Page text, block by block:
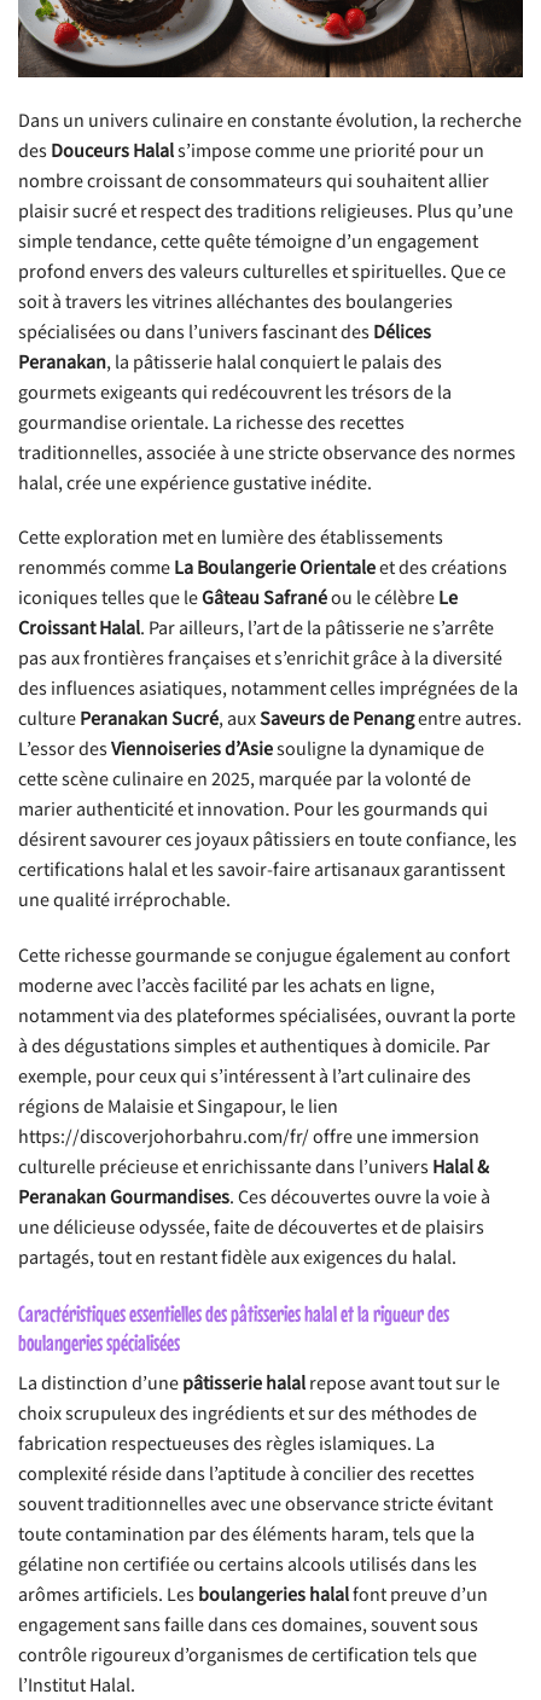
Dans un univers culinaire en constante évolution, la recherche
desDouceurs Halals’impose comme une priorité pour un
nombre croissant de consommateurs qui souhaitent allier
plaisir sucré et respect des traditions religieuses. Plus qu’une
simple tendance, cette quête témoigne d’un engagement
profond envers des valeurs culturelles et spirituelles. Que ce
soit à travers les vitrines alléchantes des boulangeries
spécialisées ou dans l’univers fascinant desDélices
Peranakan, la pâtisserie halal conquiert le palais des
gourmets exigeants qui redécouvrent les trésors de la
gourmandise orientale. La richesse des recettes
traditionnelles, associée à une stricte observance des normes
halal, crée une expérience gustative inédite.
Cette exploration met en lumière des établissements
renommés commeLa Boulangerie Orientaleet des créations
iconiques telles que leGâteau Safranéou le célèbreLe
Croissant Halal. Par ailleurs, l’art de la pâtisserie ne s’arrête
pas aux frontières françaises et s’enrichit grâce à la diversité
des influences asiatiques, notamment celles imprégnées de la
culturePeranakan Sucré, auxSaveurs de Penangentre autres.
L’essor desViennoiseries d’Asiesouligne la dynamique de
cette scène culinaire en 2025, marquée par la volonté de
marier authenticité et innovation. Pour les gourmands qui
désirent savourer ces joyaux pâtissiers en toute confiance, les
certifications halal et les savoir-faire artisanaux garantissent
une qualité irréprochable.
Cette richesse gourmande se conjugue également au confort
moderne avec l’accès facilité par les achats en ligne,
notamment via des plateformes spécialisées, ouvrant la porte
à des dégustations simples et authentiques à domicile. Par
exemple, pour ceux qui s’intéressent à l’art culinaire des
régions de Malaisie et Singapour, le lien
https://discoverjohorbahru.com/fr/ offre une immersion
culturelle précieuse et enrichissante dans l’universHalal &
Peranakan Gourmandises. Ces découvertes ouvre la voie à
une délicieuse odyssée, faite de découvertes et de plaisirs
partagés, tout en restant fidèle aux exigences du halal.
Caractéristiques essentielles des pâtisseries halal et la rigueur des
boulangeries spécialisées
La distinction d’unepâtisserie halalrepose avant tout sur le
choix scrupuleux des ingrédients et sur des méthodes de
fabrication respectueuses des règles islamiques. La
complexité réside dans l’aptitude à concilier des recettes
souvent traditionnelles avec une observance stricte évitant
toute contamination par des éléments haram, tels que la
gélatine non certifiée ou certains alcools utilisés dans les
arômes artificiels. Lesboulangeries halalfont preuve d’un
engagement sans faille dans ces domaines, souvent sous
contrôle rigoureux d’organismes de certification tels que
l’Institut Halal.